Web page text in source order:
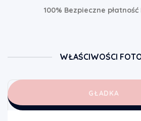
100% Bezpieczne
WŁAŚCIWOŚCI
GŁADKA